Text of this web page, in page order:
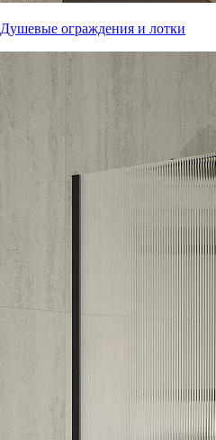
Душевые ограждения и лотки